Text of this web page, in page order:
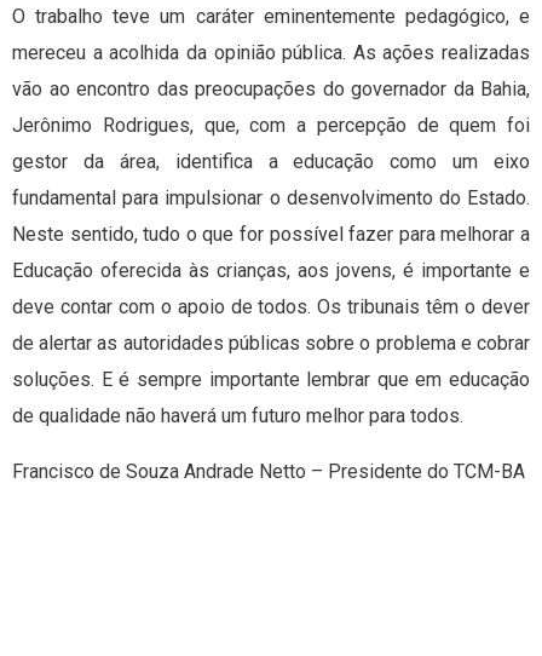
O trabalho teve um caráter eminentemente pedagógico, e
mereceu a acolhida da opinião pública. As ações realizadas
vão ao encontro das preocupações do governador da Bahia,
Jerônimo Rodrigues, que, com a percepção de quem foi
gestor da área, identifica a educação como um eixo
fundamental para impulsionar o desenvolvimento do Estado.
Neste sentido, tudo o que for possível fazer para melhorar a
Educação oferecida às crianças, aos jovens, é importante e
deve contar com o apoio de todos. Os tribunais têm o dever
de alertar as autoridades públicas sobre o problema e cobrar
soluções. E é sempre importante lembrar que em educação
de qualidade não haverá um futuro melhor para todos.
Francisco de Souza Andrade Netto – Presidente do TCM-BA